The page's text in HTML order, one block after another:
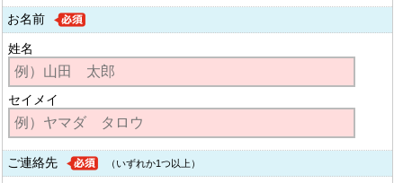
お名前
姓名
セイメイ
ご連絡先 （いずれか1つ以上）